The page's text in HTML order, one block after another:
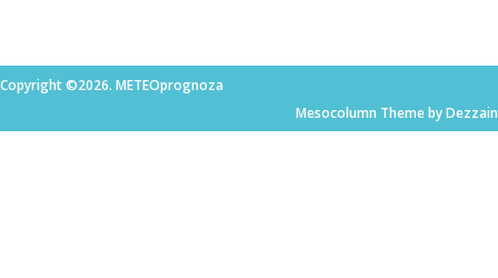
Copyright ©2026. METEOprognoza
Mesocolumn Theme by Dezzain